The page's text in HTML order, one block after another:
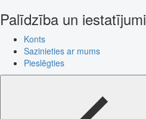
Palīdzība un iestatījumi
Konts
Sazinieties ar mums
Pieslēgties